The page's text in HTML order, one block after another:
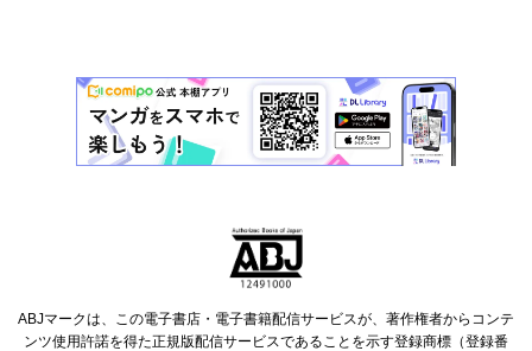
ABJマークは、この電子書店・電子書籍配信サービスが、著作権者からコンテ
ンツ使用許諾を得た正規版配信サービスであることを示す登録商標（登録番